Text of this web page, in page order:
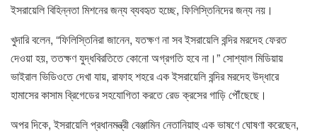
ইসরায়েলি বিহিন্নতা মিশনের জন্য ব্যবহৃত হচ্ছে, ফিলিস্তিনিদের জন্য নয়।
খুদারি বলেন, “ফিলিস্তিনিরা জানেন, যতক্ষণ না সব ইসরায়েলি বন্দির মরদেহ ফেরত
দেওয়া হয়, ততক্ষণ যুদ্ধবিরতিতে কোনো অগ্রগতি হবে না।” সোশ্যাল মিডিয়ায়
ভাইরাল ভিডিওতে দেখা যায়, রাফাহ শহরে এক ইসরায়েলি বন্দির মরদেহ উদ্ধারে
হামাসের কাসাম ব্রিগেডের সহযোগিতা করতে রেড ক্রসের গাড়ি পৌঁছেছে।
অপর দিকে, ইসরায়েলি প্রধানমন্ত্রী বেঞ্জামিন নেতানিয়াহু এক ভাষণে ঘোষণা করেছেন,